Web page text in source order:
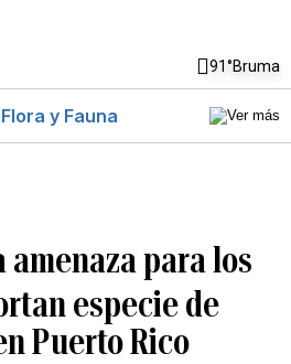
91°Bruma
Flora y Fauna
amenaza para los
especie de
Puerto Rico